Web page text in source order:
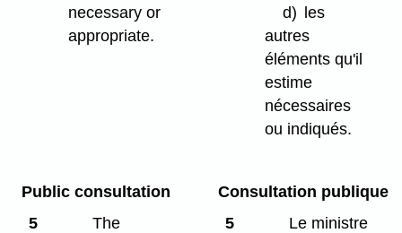
necessary or
appropriate.
d)
les
autres
éléments qu'il
estime
nécessaires
ou indiqués.
Public consultation
5
The
Consultation publique
5
Le ministre